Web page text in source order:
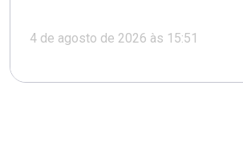
4 de agosto de 2026 às 15:51